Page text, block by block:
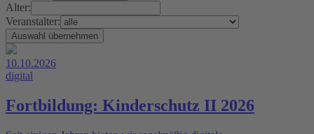
Alter:
Veranstalter:
10.10.2026
digital
Fortbildung: Kinderschutz II 2026